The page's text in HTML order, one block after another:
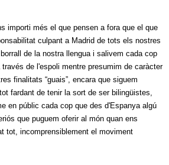
importi més el que pensen a fora que el que
culpant a Madrid de tots els nostres
de la nostra llengua i salivem cada cop
de l'espoli mentre presumim de caràcter
finalitats “guais”, encara que siguem
fardant de tenir la sort de ser bilingüistes,
en públic cada cop que des d'Espanya algú
que puguem oferir al món quan ens
tot, incomprensiblement el moviment